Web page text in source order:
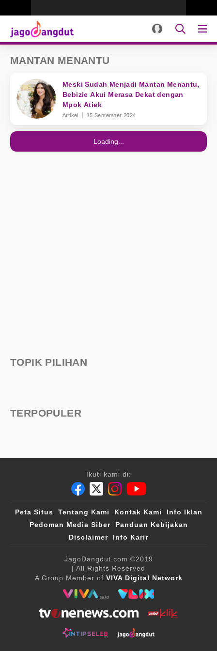
MANTAN MENANTU
Meski Sudah Menjadi Mantan Menantu,
Bebizie Akui Merasa Dekat dengan
Mpok Atiek
Artikel 15 September 2024
Loading...
TOPIK PILIHAN
TERPOPULER
Ikuti kami di:
Peta Situs Tentang Kami Kontak Kami
Info Iklan
Pedoman Media Siber
Panduan Kebijakan
Disclaimer
Info Karir
JagoDangdut.com ©2019
| All Rights Reserved
A Group Member of VIVA Digital Network